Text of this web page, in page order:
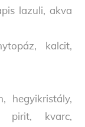
lazuli, akva
kalcit,
hegyikristály,
pirit, kvarc,